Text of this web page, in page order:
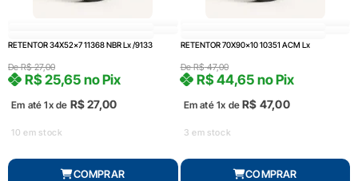
RETENTOR 34X52x7 11368 NBR Lx /9133
DeR$27,00
Em até 1x de R$27,00
R$25,65 no Pix
10 em stock
COMPRAR
RETENTOR 70X90x10 10351 ACM Lx
DeR$47,00
Em até 1x de R$ 47,00
R$44,65 no Pix
3 em stock
COMPRAR